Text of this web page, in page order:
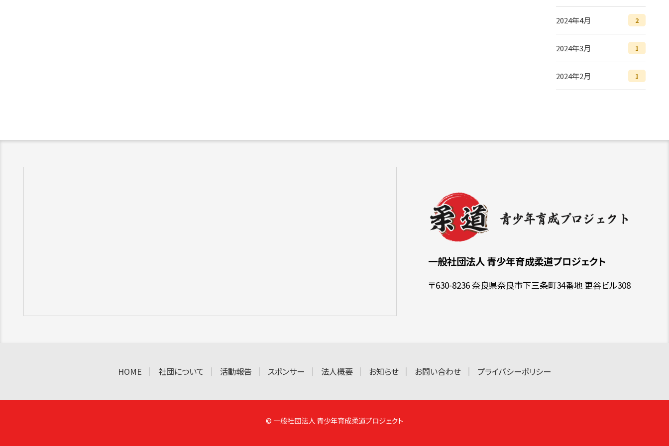
2024年4月 2
2024年3月 1
2024年2月 1
一般社団法人青少年育成柔道プロジェクト
〒630-8236 奈良県奈良市下三条町34番地 更谷ビル308
HOME 社団について 活動報告 スポンサー 法人概要 お知らせ お問い合わせ プライバシーポリシー
© 一般社団法人 青少年育成柔道プロジェクト